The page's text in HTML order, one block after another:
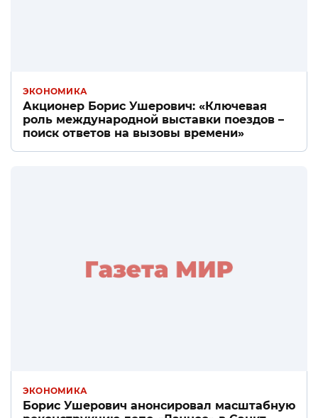
ЭКОНОМИКА
Акционер Борис Ушерович: «Ключевая
роль международной выставки поездов –
поиск ответов на вызовы времени»
ЭКОНОМИКА
Борис Ушерович анонсировал масштабную